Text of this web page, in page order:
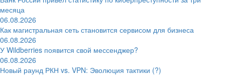
месяца
06.08.2026
Как магистральная сеть становится сервисом для бизнеса
06.08.2026
У Wildberries появится свой мессенджер?
06.08.2026
Новый раунд РКН vs. VPN: Эволюция тактики (?)